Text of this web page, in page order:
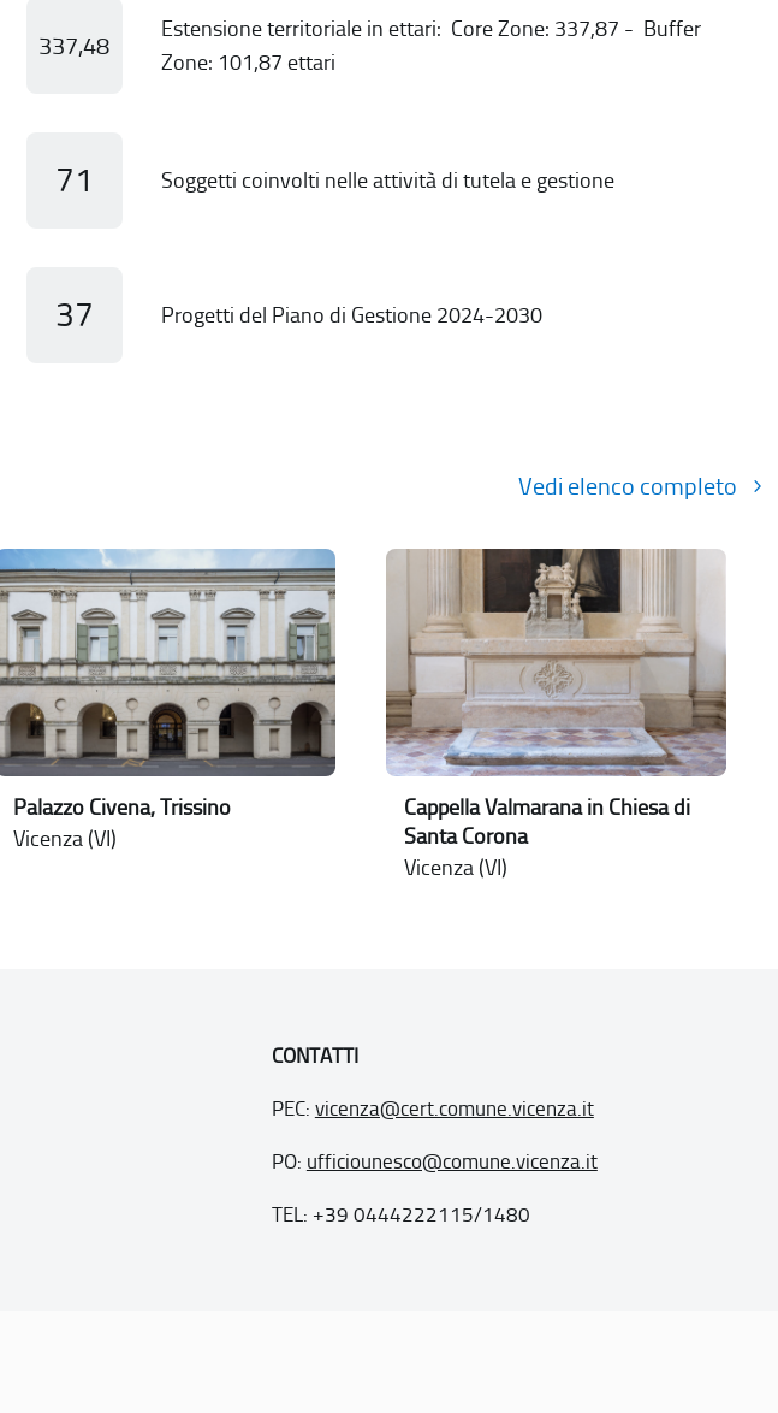
337,48
Estensione territoriale in ettari: Core Zone: 337,87 - Buffer
Zone: 101,87 ettari
71 Soggetti coinvolti nelle attività di tutela e gestione
37 Progetti del Piano di Gestione 2024-2030
Vedi elenco completo
Palazzo Civena, Trissino
Vicenza (VI)
Cappella Valmarana in Chiesa di
Santa Corona
Vicenza (VI)
CONTATTI
PEC: vicenza@cert.comune.vicenza.it
PO: ufficiounesco@comune.vicenza.it
TEL: +39 0444222115/1480